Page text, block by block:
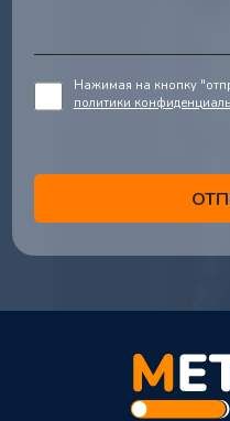
Нажимая на кнопку
политики